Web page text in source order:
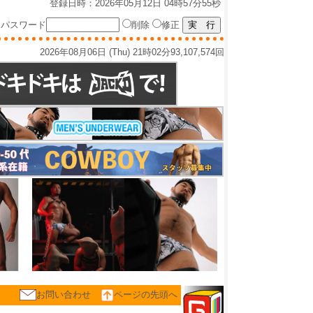
登録日時：2026年05月12日 04時57分55秒
パスワード
削除 修正
2026年08月06日 (Thu) 21時02分93,107,574回
お問い合わせ
ページの先頭へ